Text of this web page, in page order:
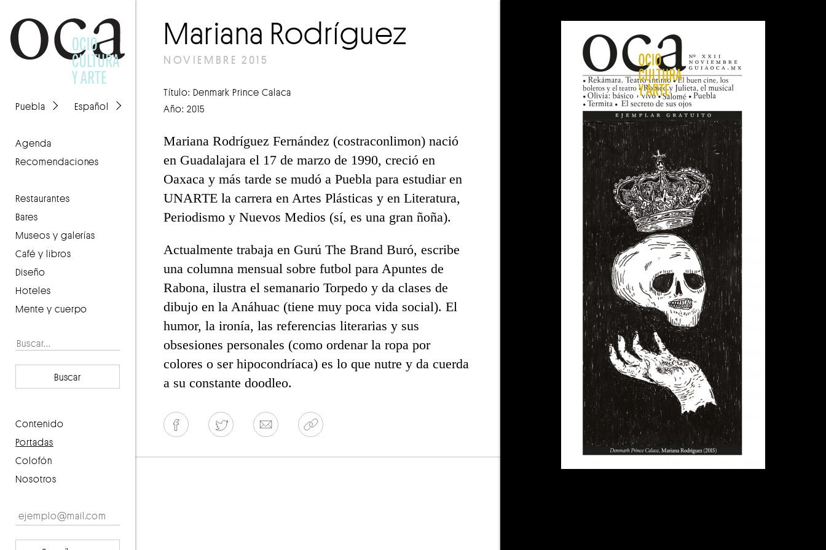
Puebla Español
agenda
recomendaciones
Restaurantes
Bares
Museos y galerías
Café y libros
Diseño
Hoteles
Mente y cuerpo
Buscar
contenido
portadas
Colofón
Nosotros
Mariana Rodríguez
NOVIEMBRE 2015
Título: Denmark Prince Calaca
Año: 2015
Mariana Rodríguez Fernández (costraconlimon) nació
en Guadalajara el 17 de marzo de 1990, creció en
Oaxaca y más tarde se mudó a Puebla para estudiar en
UNARTE la carrera en Artes Plásticas y en Literatura,
Periodismo y Nuevos Medios (sí, es una gran ñoña).
Actualmente trabaja en Gurú The Brand Buró, escribe
una columna mensual sobre futbol para Apuntes de
Rabona, ilustra el semanario Torpedo y da clases de
dibujo en la Anáhuac (tiene muy poca vida social). El
humor, la ironía, las referencias literarias y sus
obsesiones personales (como ordenar la ropa por
colores o ser hipocondríaca) es lo que nutre y da cuerda
a su constante doodleo.